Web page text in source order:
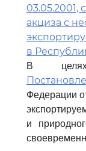
03.05.2001,
акциза с
в
В целях
Федерации
и